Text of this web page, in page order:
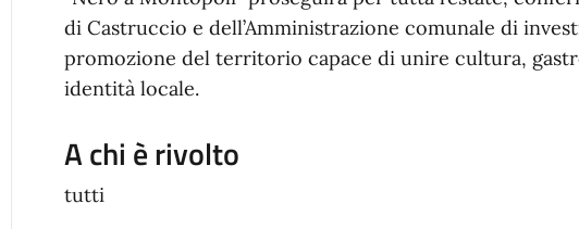
di Castruccio e dell’Amministrazione comunale di
promozione del territorio capace di unire cultura,
identità locale.
A chi è rivolto
tutti